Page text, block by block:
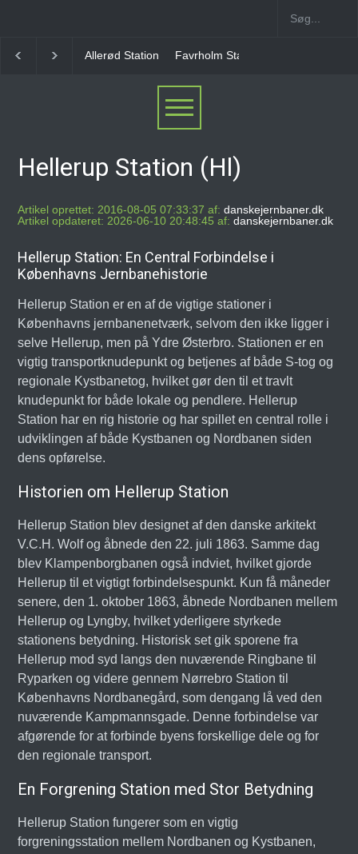
Favrholm Station Hillerød Lokal Station
Hellerup Station (Hl)
Artikel oprettet: 2016-08-05 07:33:37 af: danskejernbaner.dk
Artikel opdateret: 2026-06-10 20:48:45 af: danskejernbaner.dk
Hellerup Station: En Central Forbindelse i
Københavns Jernbanehistorie
Hellerup Station er en af de vigtige stationer i
Københavns jernbanenetværk, selvom den ikke ligger i
selve Hellerup, men på Ydre Østerbro. Stationen er en
vigtig transportknudepunkt og betjenes af både S-tog og
regionale Kystbanetog, hvilket gør den til et travlt
knudepunkt for både lokale og pendlere. Hellerup
Station har en rig historie og har spillet en central rolle i
udviklingen af både Kystbanen og Nordbanen siden
dens opførelse.
Historien om Hellerup Station
Hellerup Station blev designet af den danske arkitekt
V.C.H. Wolf og åbnede den 22. juli 1863. Samme dag
blev Klampenborgbanen også indviet, hvilket gjorde
Hellerup til et vigtigt forbindelsespunkt. Kun få måneder
senere, den 1. oktober 1863, åbnede Nordbanen mellem
Hellerup og Lyngby, hvilket yderligere styrkede
stationens betydning. Historisk set gik sporene fra
Hellerup mod syd langs den nuværende Ringbane til
Ryparken og videre gennem Nørrebro Station til
Københavns Nordbanegård, som dengang lå ved den
nuværende Kampmannsgade. Denne forbindelse var
afgørende for at forbinde byens forskellige dele og for
den regionale transport.
En Forgrening Station med Stor Betydning
Hellerup Station fungerer som en vigtig
forgreningsstation mellem Nordbanen og Kystbanen,